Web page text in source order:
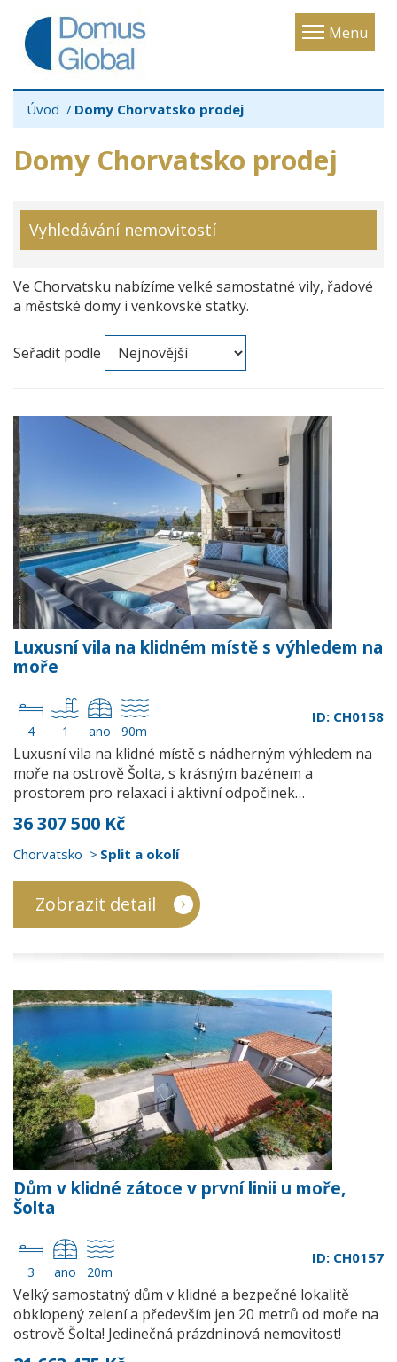
Menu
Toggle
Úvod Domy Chorvatsko prodej
Domy Chorvatsko prodej
Vyhledávání nemovitostí
Ve Chorvatsku nabízíme velké samostatné vily, řadové
a městské domy i venkovské statky.
Seřadit podle
Luxusní vila na klidném místě s výhledem na
moře
4 1 ano 90m
ID: CH0158
Luxusní vila na klidné místě s nádherným výhledem na
moře na ostrově Šolta, s krásným bazénem a
prostorem pro relaxaci i aktivní odpočinek…
36 307 500 Kč
Chorvatsko Split a okolí
Zobrazit detail
Dům v klidné zátoce v první linii u moře,
Šolta
3 ano 20m
ID: CH0157
Velký samostatný dům v klidné a bezpečné lokalitě
obklopený zelení a především jen 20 metrů od moře na
ostrově Šolta! Jedinečná prázdninová nemovitost!